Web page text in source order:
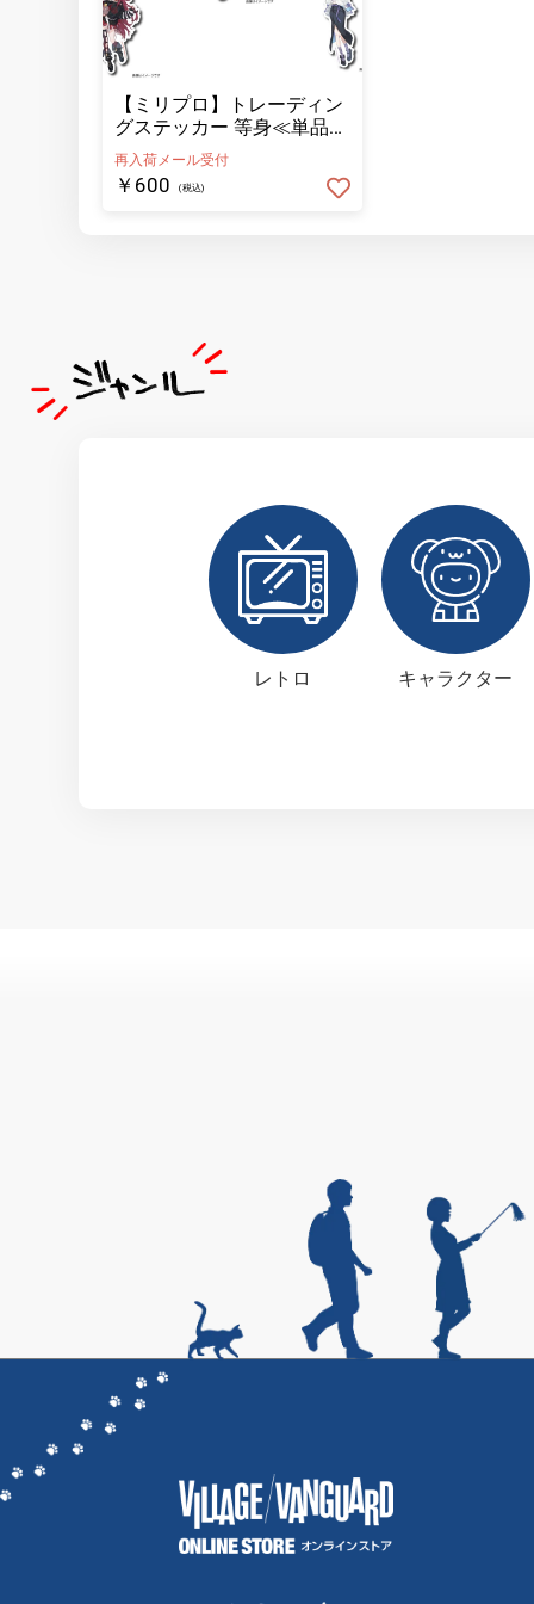
【ミリプロ】トレーディン
グステッカー 等身≪単品
≫（全5種ランダム）
再入荷メール受付
￥600 (税込)
レトロ キャラクター